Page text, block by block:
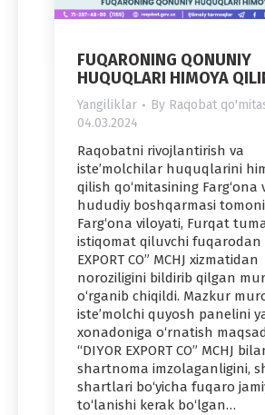
FUQARONING QONUNIY
HUQUQLARI HIMOYA
Yangiliklar By Raqobat
04.03.2024
Raqobatni rivojlantirish va
iste’molchilar huquqlarini
qilish qo‘mitasining Farg‘ona
hududiy boshqarmasi
Farg‘ona viloyati, Furqat
istiqomat qiluvchi fuqarodan
EXPORT CO” MCHJ xizmatidan
noroziligini bildirib qilgan
o‘rganib chiqildi. Mazkur
iste’molchi quyosh panelini
xonadoniga o‘rnatish
“DIYOR EXPORT CO” MCHJ
shartnoma imzolaganligini,
shartlari bo‘yicha fuqaro
to‘lanishi kerak bo‘lgan…